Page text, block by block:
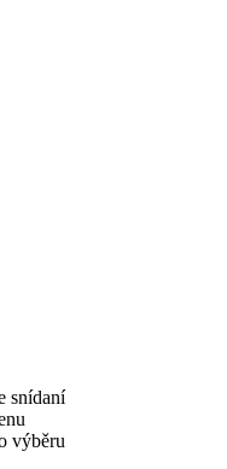
snídaní
výběru